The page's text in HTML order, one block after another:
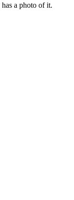
a photo of it.